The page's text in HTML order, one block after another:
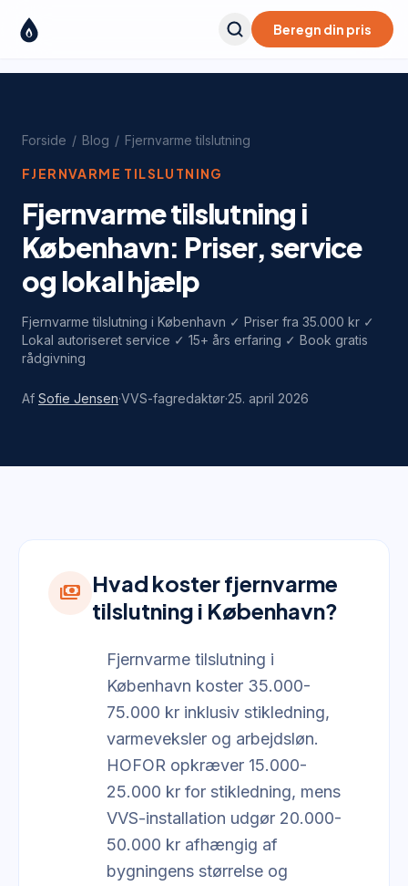
Beregn din pris
Forside / Blog / Fjernvarme tilslutning
FJERNVARME TILSLUTNING
Fjernvarme tilslutning i
København: Priser, service
og lokal hjælp
Fjernvarme tilslutning i København ✓ Priser fra 35.000 kr ✓
Lokal autoriseret service ✓ 15+ års erfaring ✓ Book gratis
rådgivning
Af Sofie Jensen·VVS-fagredaktør·25. april 2026
payments Hvad koster fjernvarme
tilslutning i København?
Fjernvarme tilslutning i
København koster 35.000-
75.000 kr inklusiv stikledning,
varmeveksler og arbejdsløn.
HOFOR opkræver 15.000-
25.000 kr for stikledning, mens
VVS-installation udgør 20.000-
50.000 kr afhængig af
bygningens størrelse og